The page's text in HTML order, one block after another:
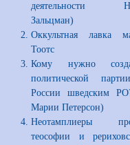
деятельности
Зальцман)
Оккультная лавка
Тоотс
Кому нужно
политической
России шведским
Марии Петерсон)
Неотамплиеры
теософии и